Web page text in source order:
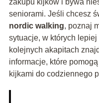
zakupu kijków i bywa
seniorami. Jeśli chcesz
nordic walking, poznaj
sytuacje, w których
kolejnych akapitach
informacje, które
kijkami do codziennego